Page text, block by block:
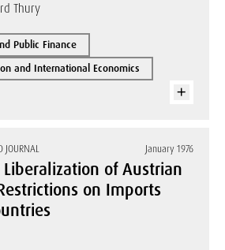
Thury
Public Finance
and International Economics
JOURNAL January 1976
of Austrian
on Imports